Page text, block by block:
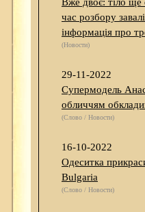
час розбору
інформація про
(Новости)
29-11-2022
Супермодель
обличчям
(Слово / Новости)
16-10-2022
Одеситка
Bulgaria
(Слово / Новости)